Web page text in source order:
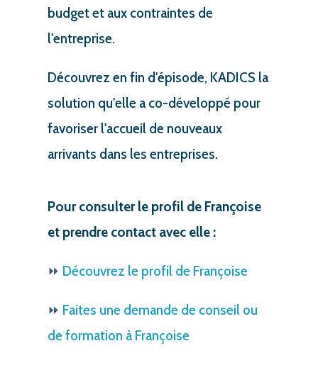
budget et aux contraintes de
l'entreprise.
Découvrez en fin d'épisode, KADICS la
solution qu'elle a co-développé pour
favoriser l'accueil de nouveaux
arrivants dans les entreprises.
Pour consulter le profil de Françoise
et prendre contact avec elle :
⏩ Découvrez le profil de Françoise
⏩ Faites une demande de conseil ou
de formation à Françoise